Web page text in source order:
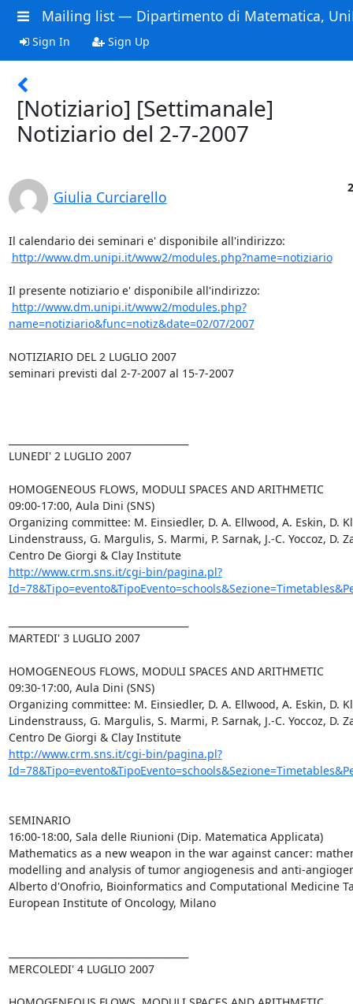
Mailing list — Dipartimento di Matematica,
Sign In Sign Up
[Notiziario] [Settimanale]
Notiziario del 2-7-2007
Giulia Curciarello
Il calendario dei seminari e' disponibile all'indirizzo:
http://www.dm.unipi.it/www2/modules.php?name=notiziario
Il presente notiziario e' disponibile all'indirizzo:
http://www.dm.unipi.it/www2/modules.php?
name=notiziario&func=notiz&date=02/07/2007
NOTIZIARIO DEL 2 LUGLIO 2007
seminari previsti dal 2-7-2007 al 15-7-2007
LUNEDI' 2 LUGLIO 2007
HOMOGENEOUS FLOWS, MODULI SPACES AND ARITHMETIC
09:00-17:00, Aula Dini (SNS)
Organizing committee: M. Einsiedler, D. A. Ellwood, A. Eskin, D.
Lindenstrauss, G. Margulis, S. Marmi, P. Sarnak, J.-C. Yoccoz, D.
Centro De Giorgi & Clay Institute
http://www.crm.sns.it/cgi-bin/pagina.pl?
MARTEDI' 3 LUGLIO 2007
HOMOGENEOUS FLOWS, MODULI SPACES AND ARITHMETIC
09:30-17:00, Aula Dini (SNS)
Organizing committee: M. Einsiedler, D. A. Ellwood, A. Eskin, D.
Lindenstrauss, G. Margulis, S. Marmi, P. Sarnak, J.-C. Yoccoz, D.
Centro De Giorgi & Clay Institute
http://www.crm.sns.it/cgi-bin/pagina.pl?
SEMINARIO
16:00-18:00, Sala delle Riunioni (Dip. Matematica Applicata)
Mathematics as a new weapon in the war against cancer:
modelling and analysis of tumor angiogenesis and anti-
Alberto d'Onofrio, Bioinformatics and Computational Medicine
European Institute of Oncology, Milano
MERCOLEDI' 4 LUGLIO 2007